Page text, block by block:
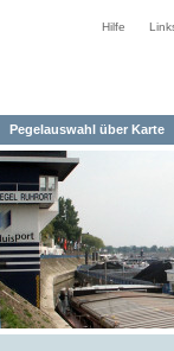
Hilfe
Pegelauswahl über Karte